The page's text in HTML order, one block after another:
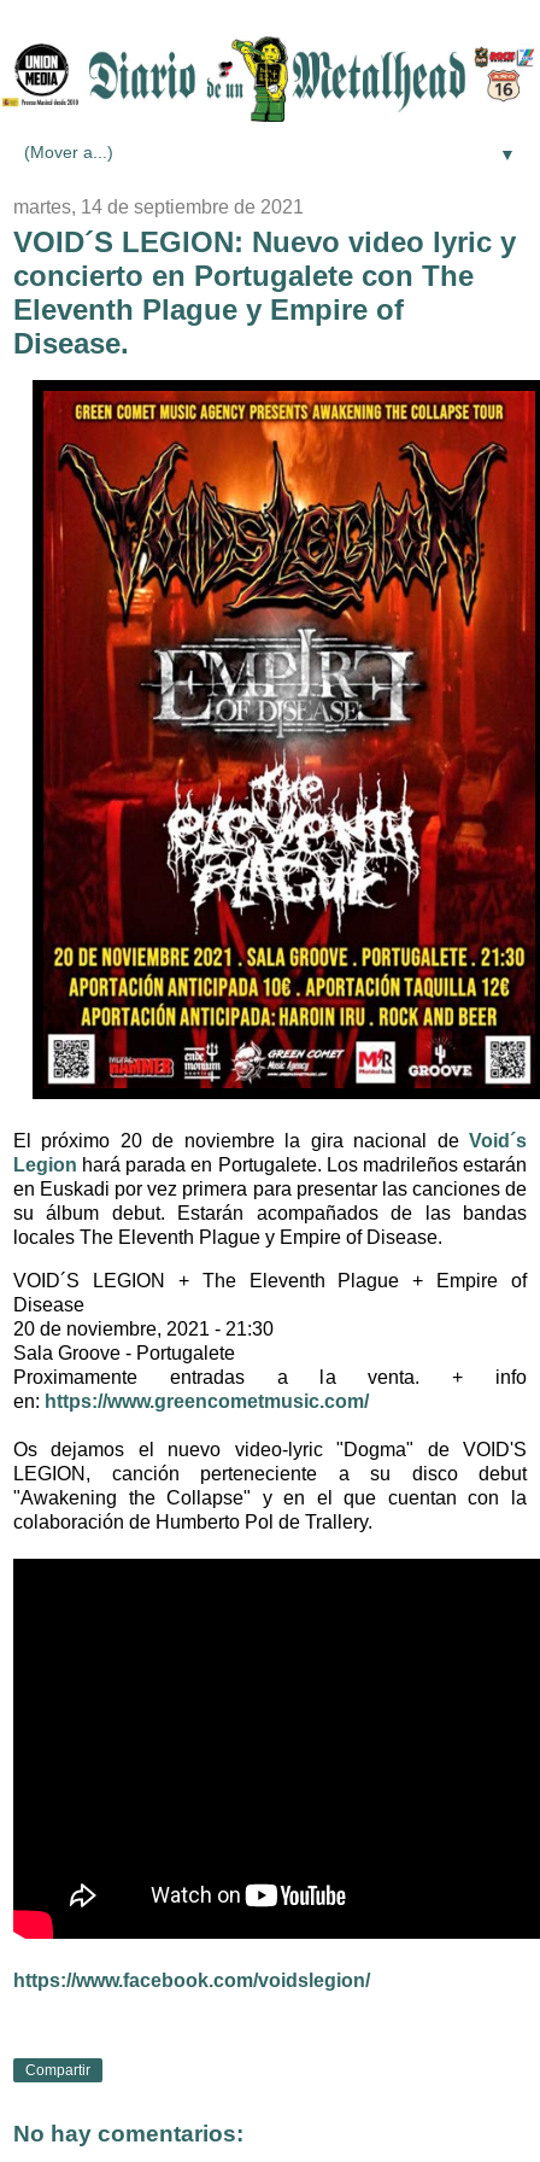
▼
martes, 14 de septiembre de 2021
VOID´S LEGION: Nuevo video lyric y
concierto en Portugalete con The
Eleventh Plague y Empire of
Disease.
El próximo 20 de noviembre la gira nacional de Void´s
Legion hará parada en Portugalete. Los madrileños estarán
en Euskadi por vez primera para presentar las canciones de
su álbum debut. Estarán acompañados de las bandas
locales The Eleventh Plague y Empire of Disease.
VOID´S LEGION + The Eleventh Plague + Empire of
Disease
20 de noviembre, 2021 - 21:30
Sala Groove - Portugalete
Proximamente entradas a la venta. + info
en: https://www.greencometmusic.com/
Os dejamos el nuevo video-lyric "Dogma" de VOID'S
LEGION, canción perteneciente a su disco debut
"Awakening the Collapse" y en el que cuentan con la
colaboración de Humberto Pol de Trallery.
https://www.facebook.com/voidslegion/
Compartir
No hay comentarios: